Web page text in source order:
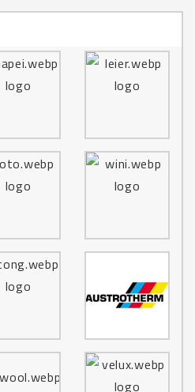
M304
M305
M308